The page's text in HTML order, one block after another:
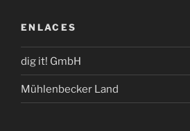
ENLACES
dig it! GmbH
Mühlenbecker Land